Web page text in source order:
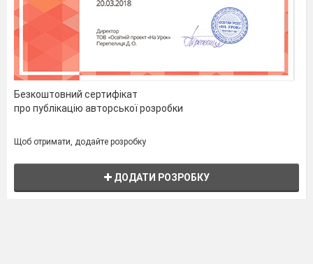
Безкоштовний сертифікат
про публікацію авторської розробки
Щоб отримати, додайте розробку
ДОДАТИ РОЗРОБКУ